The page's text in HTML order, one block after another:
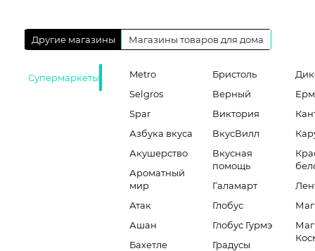
Другие магазины Магазины товаров для дома
Супермаркеты
Metro
Selgros
Spar
Азбука вкуса
Акушерство
Ароматный
мир
Атак
Ашан
Бахетле
Бристоль
Верный
Виктория
ВкусВилл
Вкусная
помощь
Галамарт
Глобус
Глобус Гурмэ
Градусы